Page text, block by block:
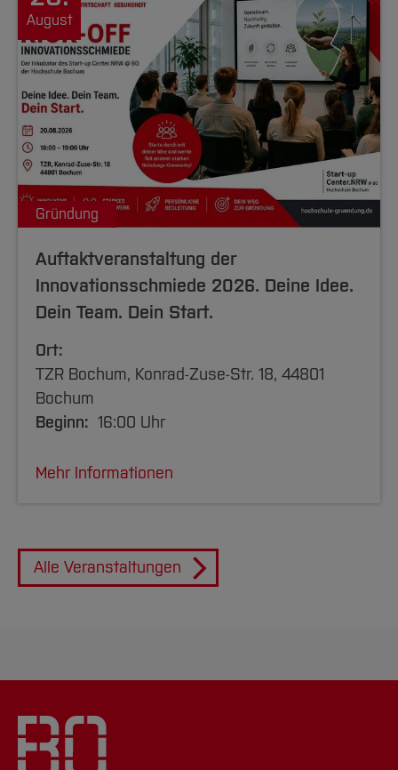
Gründung
August
Auftaktveranstaltung der
Innovationsschmiede 2026. Deine Idee.
Dein Team. Dein Start.
Ort:
TZR Bochum, Konrad-Zuse-Str. 18, 44801
Bochum
Beginn: 16:00 Uhr
Mehr Informationen
Alle Veranstaltungen